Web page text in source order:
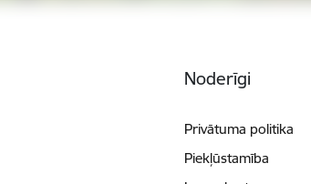
Noderīgi
Privātuma politika
Piekļūstamība